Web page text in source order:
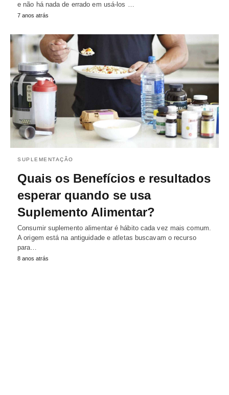
e não há nada de errado em usá-los …
7 anos atrás
SUPLEMENTAÇÃO
Quais os Benefícios e resultados
esperar quando se usa
Suplemento Alimentar?
Consumir suplemento alimentar é hábito cada vez mais comum.
A origem está na antiguidade e atletas buscavam o recurso
para…
8 anos atrás